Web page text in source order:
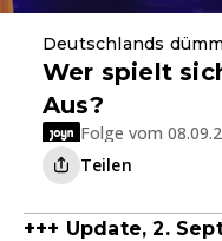
Deutschlands
Wer spielt
Aus?
Folge vom
Teilen
+++ Update, 2.